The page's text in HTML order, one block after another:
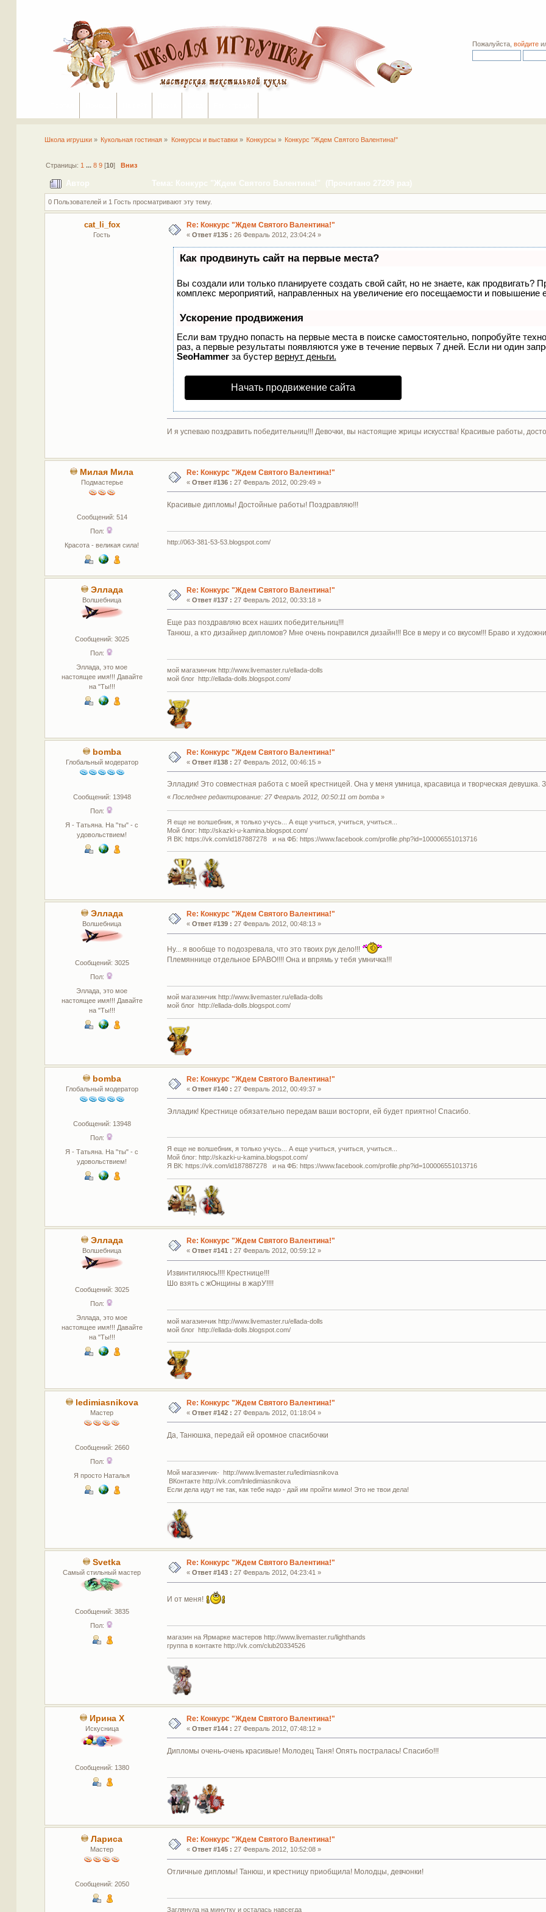
Пожалуйста,войдите
Школа игрушки » Кукольная гостиная » Конкурсы и выставки» Конкурсы » Конкурс "Ждем Святого Валентина!"
Страницы: 1 ...8 9 [10] Вниз
Автор Тема: Конкурс "Ждем Святого Валентина!" (Прочитано 27209 раз)
0 Пользователей и 1 Гость просматривают эту тему.
cat_li_fox
Гость
Re: Конкурс "Ждем Святого Валентина!"
« Ответ #135 : 26 Февраль 2012, 23:04:24 »
Как продвинуть сайт на первые места?
Вы создали или только планируете создать свой сайт, но не знаете, как
комплекс мероприятий, направленных на увеличение его посещаемости и повышение
Ускорение продвижения
Если вам трудно попасть на первые места в поиске самостоятельно, попробуйте
раз, а первые результаты появляются уже в течение первых 7 дней. Если ни один
SeoHammerза бустер вернут деньги.
Начать продвижение сайта
И я успеваю поздравить победительниц!!! Девочки, вы настоящие жрицы искусства! Красивые работы,
Милая Мила
Подмастерье
Сообщений: 514
Пол:
Красота - великая сила!
Re: Конкурс "Ждем Святого Валентина!"
« Ответ #136 : 27 Февраль 2012, 00:29:49 »
Красивые дипломы! Достойные работы! Поздравляю!!!
http://063-381-53-53.blogspot.com/
Эллада
Волшебница
Сообщений: 3025
Пол:
Эллада, это мое
настоящее имя!!! Давайте
на "Ты!!!
Re: Конкурс "Ждем Святого Валентина!"
« Ответ #137 : 27 Февраль 2012, 00:33:18 »
Еще раз поздравляю всех наших победительниц!!!
Танюш, а кто дизайнер дипломов? Мне очень понравился дизайн!!! Все в меру и со вкусом!!! Браво и
мой магазинчик http://www.livemaster.ru/ellada-dolls
мой блог http://ellada-dolls.blogspot.com/
bomba
Глобальный модератор
Сообщений: 13948
Пол:
Я - Татьяна. На "ты" - с
удовольствием!
Re: Конкурс "Ждем Святого Валентина!"
« Ответ #138 : 27 Февраль 2012, 00:46:15 »
Элладик! Это совместная работа с моей крестницей. Она у меня умница, красавица и творческая
« Последнее редактирование: 27 Февраль 2012, 00:50:11 от bomba»
Я еще не волшебник, я только учусь... А еще учиться, учиться, учиться...
Мой блог: http://skazki-u-kamina.blogspot.com/
Я ВК: https://vk.com/id187887278 и на ФБ: https://www.facebook.com/profile.php?id=100006551013716
Эллада
Волшебница
Сообщений: 3025
Пол:
Эллада, это мое
настоящее имя!!! Давайте
на "Ты!!!
Re: Конкурс "Ждем Святого Валентина!"
« Ответ #139 : 27 Февраль 2012, 00:48:13 »
Ну... я вообще то подозревала, что это твоих рук дело!!!
Племяннице отдельное БРАВО!!!! Она и впрямь у тебя умничка!!!
мой магазинчик http://www.livemaster.ru/ellada-dolls
мой блог http://ellada-dolls.blogspot.com/
bomba
Глобальный модератор
Сообщений: 13948
Пол:
Я - Татьяна. На "ты" - с
удовольствием!
Re: Конкурс "Ждем Святого Валентина!"
« Ответ #140 : 27 Февраль 2012, 00:49:37 »
Элладик! Крестнице обязательно передам ваши восторги, ей будет приятно! Спасибо.
Я еще не волшебник, я только учусь... А еще учиться, учиться, учиться...
Мой блог: http://skazki-u-kamina.blogspot.com/
Я ВК: https://vk.com/id187887278 и на ФБ: https://www.facebook.com/profile.php?id=100006551013716
Эллада
Волшебница
Сообщений: 3025
Пол:
Эллада, это мое
настоящее имя!!! Давайте
на "Ты!!!
Re: Конкурс "Ждем Святого Валентина!"
« Ответ #141 : 27 Февраль 2012, 00:59:12 »
Извинтиляюсь!!!! Крестнице!!!
Шо взять с жОнщины в жарУ!!!!
мой магазинчик http://www.livemaster.ru/ellada-dolls
мой блог http://ellada-dolls.blogspot.com/
ledimiasnikova
Мастер
Сообщений: 2660
Пол:
Я просто Наталья
Re: Конкурс "Ждем Святого Валентина!"
« Ответ #142 : 27 Февраль 2012, 01:18:04 »
Да, Танюшка, передай ей оромное спасибочки
Мой магазинчик- http://www.livemaster.ru/ledimiasnikova
ВКонтакте http://vk.com/lnledimiasnikova
Если дела идут не так, как тебе надо - дай им пройти мимо! Это не твои дела!
Svetka
Самый стильный мастер
Сообщений: 3835
Пол:
Re: Конкурс "Ждем Святого Валентина!"
« Ответ #143 : 27 Февраль 2012, 04:23:41 »
И от меня!
магазин на Ярмарке мастеров http://www.livemaster.ru/lighthands
группа в контакте http://vk.com/club20334526
Ирина Х
Искусница
Сообщений: 1380
Re: Конкурс "Ждем Святого Валентина!"
« Ответ #144 : 27 Февраль 2012, 07:48:12 »
Дипломы очень-очень красивые! Молодец Таня! Опять постралась! Спасибо!!!
Лариса
Мастер
Сообщений: 2050
Re: Конкурс "Ждем Святого Валентина!"
« Ответ #145 : 27 Февраль 2012, 10:52:08 »
Отличные дипломы! Танюш, и крестницу приобщила! Молодцы, девчонки!
Заглянула на минутку и осталась навсегда